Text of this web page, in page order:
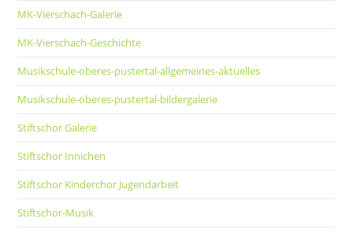
MK-Vierschach-Galerie
MK-Vierschach-Geschichte
Musikschule-oberes-pustertal-allgemeines-aktuelles
Musikschule-oberes-pustertal-bildergalerie
Stiftschor Galerie
Stiftschor Innichen
Stiftschor Kinderchor Jugendarbeit
Stiftschor-Musik